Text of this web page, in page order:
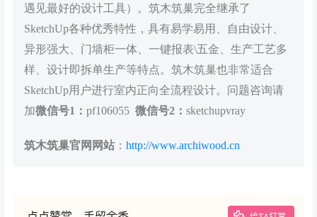
遇见最好的设计工具）。筑木筑巢完全继承了
SketchUp各种优秀特性，具有易学易用、自由设计、
异形强大、门墙柜一体、一键报表\五金、生产工艺多
样、设计即拆单生产等特点。筑木筑巢也非常适合
SketchUp用户进行室内正向全流程设计。问题咨询请
加微信号1： pf106055 微信号2： sketchupvray
筑木筑巢官网网站 ： http://www.archiwood.cn